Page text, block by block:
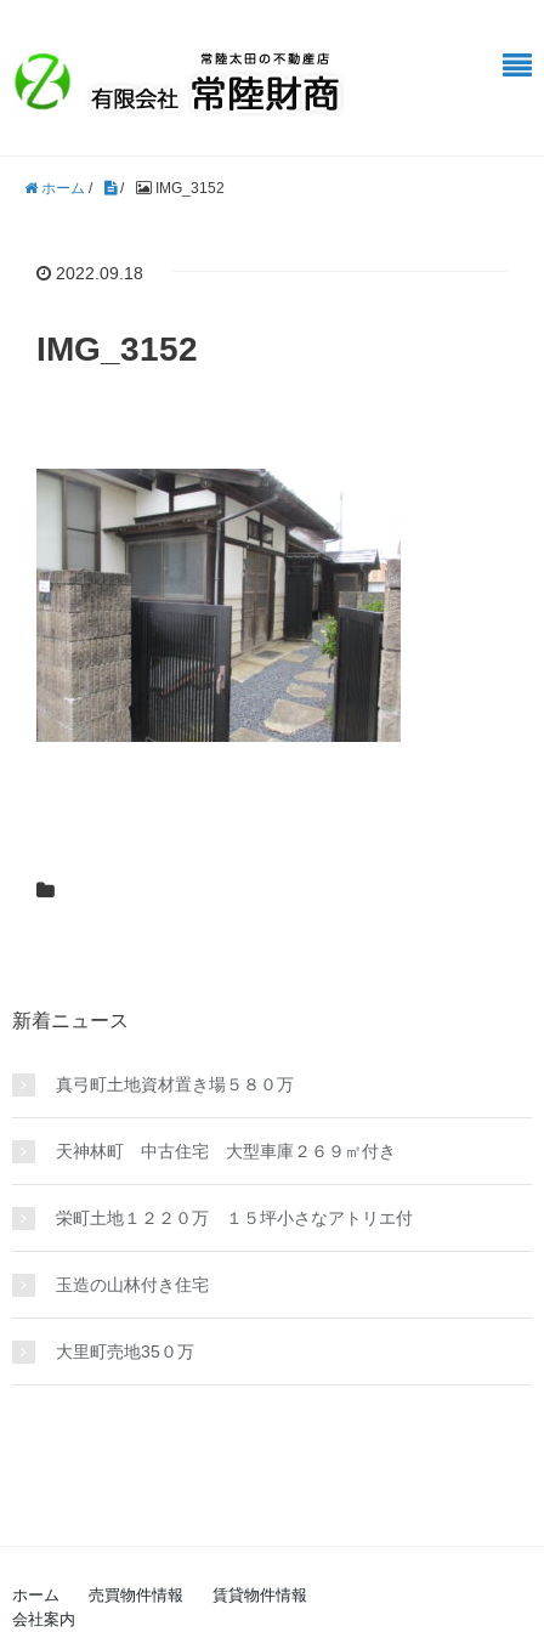
ホーム / / IMG_3152
2022.09.18
IMG_3152
新着ニュース
真弓町土地資材置き場５８０万
天神林町 中古住宅 大型車庫２６９㎡付き
栄町土地１２２０万 １５坪小さなアトリエ付
玉造の山林付き住宅
大里町売地35０万
ホーム 売買物件情報
賃貸物件情報
会社案内